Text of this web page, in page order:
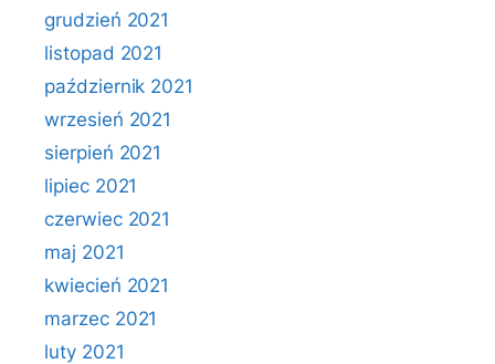
grudzień 2021
listopad 2021
październik 2021
wrzesień 2021
sierpień 2021
lipiec 2021
czerwiec 2021
maj 2021
kwiecień 2021
marzec 2021
luty 2021